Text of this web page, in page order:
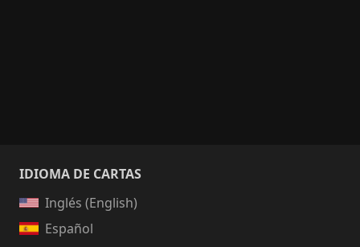
IDIOMA DE CARTAS
Inglés (English)
Español